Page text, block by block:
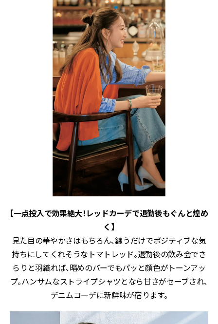
【一点投入で効果絶大！レッドカーデで退勤後もぐんと煌め
く】
見た目の華やかさはもちろん、纏うだけでポジティブな気
持ちにしてくれそうなトマトレッド。退勤後の飲み会でさ
らりと羽織れば、暗めのバーでもパッと顔色がトーンアッ
プ。ハンサムなストライプシャツとなら甘さがセーブされ、
デニムコーデに新鮮味が宿ります。